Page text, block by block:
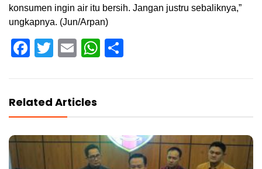
konsumen ingin air itu bersih. Jangan justru sebaliknya,”
ungkapnya. (Jun/Arpan)
Facebook
Twitter
EmailWhatsApp
Related Articles